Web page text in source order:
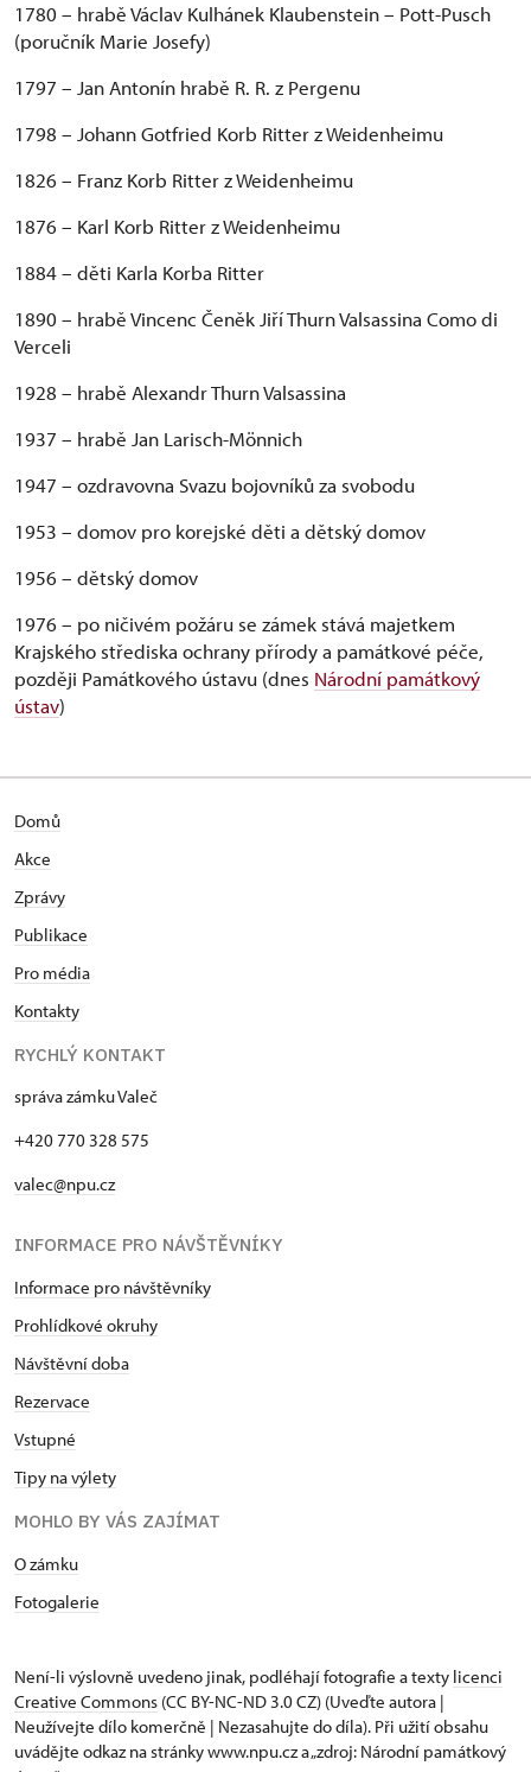
1780 – hrabě Václav Kulhánek Klaubenstein – Pott-Pusch
(poručník Marie Josefy)
1797 – Jan Antonín hrabě R. R. z Pergenu
1798 – Johann Gotfried Korb Ritter z Weidenheimu
1826 – Franz Korb Ritter z Weidenheimu
1876 – Karl Korb Ritter z Weidenheimu
1884 – děti Karla Korba Ritter
1890 – hrabě Vincenc Čeněk Jiří Thurn Valsassina Como di
Verceli
1928 – hrabě Alexandr Thurn Valsassina
1937 – hrabě Jan Larisch-Mönnich
1947 – ozdravovna Svazu bojovníků za svobodu
1953 – domov pro korejské děti a dětský domov
1956 – dětský domov
1976 – po ničivém požáru se zámek stává majetkem
Krajského střediska ochrany přírody a památkové péče,
později Památkového ústavu (dnes Národní památkový
ústav)
Domů
Akce
Zprávy
Publikace
Pro média
Kontakty
RYCHLÝ KONTAKT
správa zámku Valeč
+420 770 328 575
valec@npu.cz
INFORMACE PRO NÁVŠTĚVNÍKY
Informace pro návštěvníky
Prohlídkové okruhy
Návštěvní doba
Rezervace
Vstupné
Tipy na výlety
MOHLO BY VÁS ZAJÍMAT
O zámku
Fotogalerie
Není-li výslovně uvedeno jinak, podléhají fotografie a texty licenci
Creative Commons (CC BY-NC-ND 3.0 CZ) (Uveďte autora |
Neužívejte dílo komerčně | Nezasahujte do díla). Při užití obsahu
uvádějte odkaz na stránky www.npu.cz a „zdroj: Národní památkový